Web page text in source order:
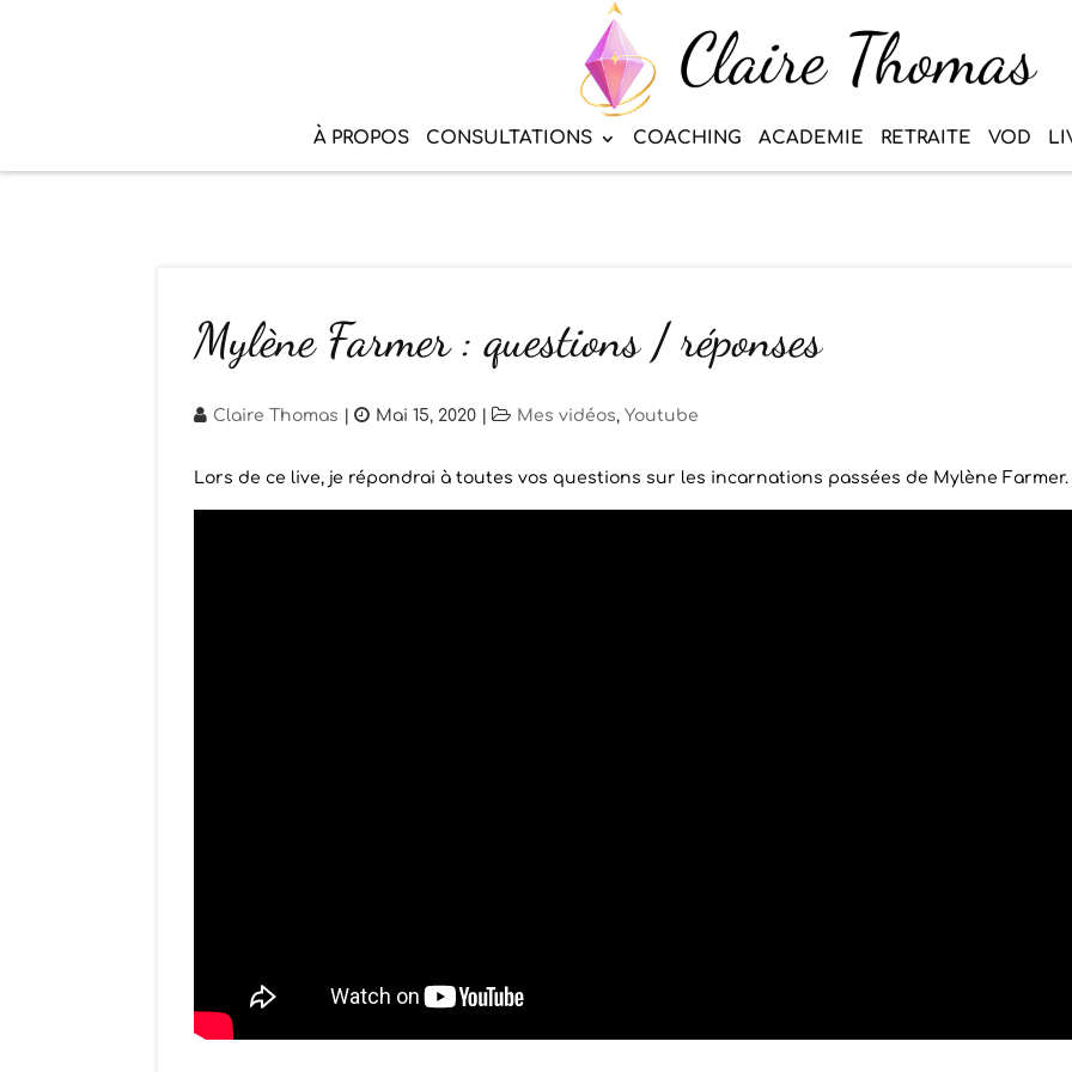
À PROPOS CONSULTATIONS COACHING ACADEMIE RETRAITE VOD
Mylène Farmer : questions / réponses
Claire Thomas Mai 15, 2020 Mes vidéos, Youtube
Lors de ce live, je répondrai à toutes vos questions sur les incarnations passées de Mylène Farmer.